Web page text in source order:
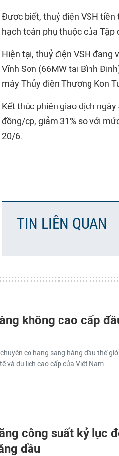
Được biết, thuỷ điện VSH tiền
hạch toán phụ thuộc của
Hiện tại, thuỷ điện VSH đang
Vĩnh Sơn (66MW tại Bình
máy Thủy điện Thượng Kon
Kết thúc phiên giao dịch
đồng/cp, giảm 31% so với
20/6.
TIN LIÊN QUAN
không cao cấp
cơ hạng sang hàng đầu thế
và du lịch cao cấp của Việt Nam.
công suất kỷ lục
dầu